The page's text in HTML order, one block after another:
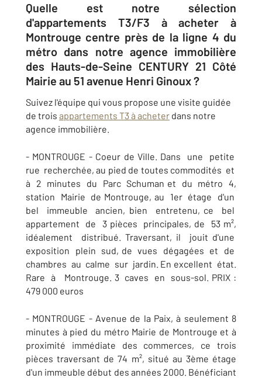
Quelle est notre sélection
d'appartements T3/F3 à acheter à
Montrouge centre près de la ligne 4 du
métro dans notre agence immobilière
des Hauts-de-Seine CENTURY 21 Côté
Mairie au 51 avenue Henri Ginoux ?
Suivez l'équipe qui vous propose une visite guidée
de trois appartements T3 à acheter dans notre
agence immobilière.
- MONTROUGE - Coeur de Ville. Dans une petite
rue recherchée, au pied de toutes commodités et
à 2 minutes du Parc Schuman et du métro 4,
station Mairie de Montrouge, au 1er étage d'un
bel immeuble ancien, bien entretenu, ce bel
appartement de 3 pièces principales, de 53 m²,
idéalement distribué. Traversant, il jouit d'une
exposition plein sud, de vues dégagées et de
chambres au calme sur jardin. En excellent état.
Rare à Montrouge. 3 caves en sous-sol. PRIX :
479 000 euros
- MONTROUGE - Avenue de la Paix, à seulement 8
minutes à pied du métro Mairie de Montrouge et à
proximité immédiate des commerces, ce trois
pièces traversant de 74 m², situé au 3ème étage
d'un immeuble début des années 2000. Bénéficiant